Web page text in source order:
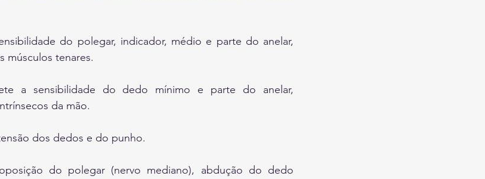
do polegar, indicador, médio e parte do anelar,
músculos tenares.
a sensibilidade do dedo mínimo e parte do anelar,
da mão.
dos dedos e do punho.
do polegar (nervo mediano), abdução do dedo